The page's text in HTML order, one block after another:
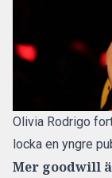
Olivia Rodrigo
locka en yngre
Mer goodwill